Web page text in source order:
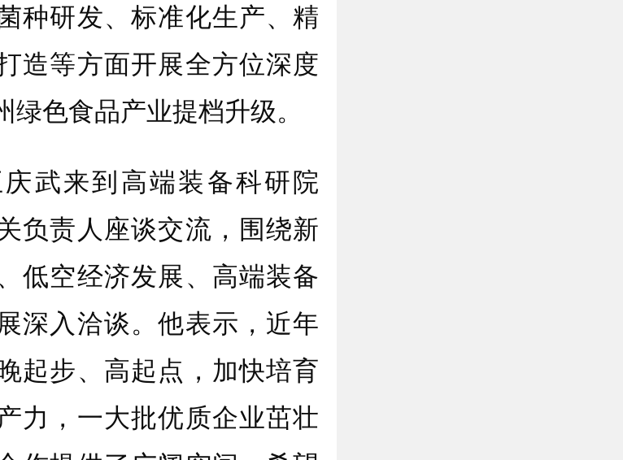
种研发、标准化生产、精
造等方面开展全方位深度
绿色食品产业提档升级。
来到高端装备科研院
负责人座谈交流，围绕新
低空经济发展、高端装备
深入洽谈。他表示，近年
起步、高起点，加快培育
力，一大批优质企业茁壮